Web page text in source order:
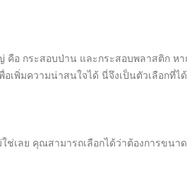
คือ กระสอบป่าน และกระสอบพลาสติก ห
พิ่มความน่าสนใจได้ นี่จึงเป็นตัวเลือกที่ไ
เลย คุณสามารถเลือกได้ว่าต้องการขนา